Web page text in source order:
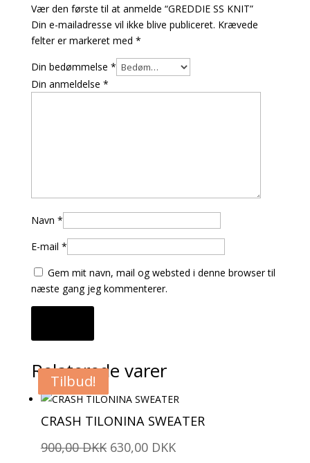
Vær den første til at anmelde “GREDDIE SS KNIT”
Din e-mailadresse vil ikke blive publiceret. Krævede
felter er markeret med *
Din bedømmelse *
Din anmeldelse *
Navn *
E-mail *
Gem mit navn, mail og websted i denne browser til
næste gang jeg kommenterer.
Relaterede varer
Tilbud!
CRASH TILONINA SWEATER
900,00DKK Den
630,00 DKKDen
Tilbud!
Tilbud!